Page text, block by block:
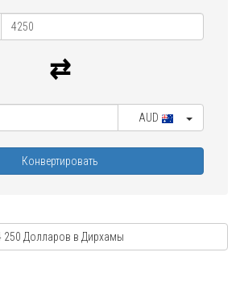
AUD
Конвертировать
250 Долларов в Дирхамы